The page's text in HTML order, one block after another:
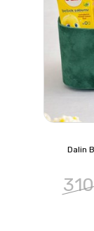
Dalin